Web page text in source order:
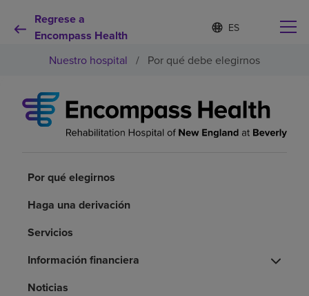
Regrese a
Encompass Health
Lista
de
contraída
d
o
s
e
e
Por qué debe elegirnos
Pacientes y cuidadores
Recursos de salud
Nuestro hospital / Por qué debe elegirnos
Por qué elegirnos
Haga una derivación
Servicios
Información financiera
Noticias